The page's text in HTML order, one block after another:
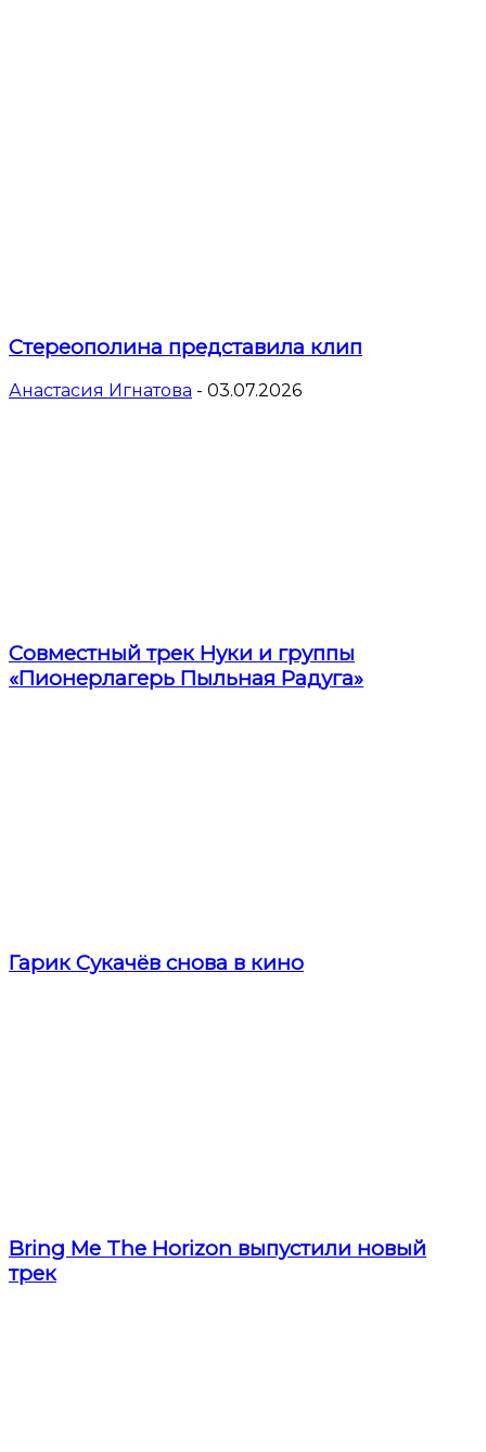
Стереополина представила клип
Анастасия Игнатова - 03.07.2026
Совместный трек Нуки и группы
«Пионерлагерь Пыльная Радуга»
Гарик Сукачёв снова в кино
Bring Me The Horizon выпустили новый
трек